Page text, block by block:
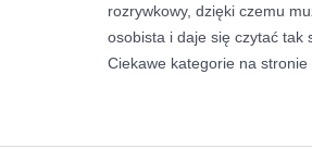
rozrywkowy, dzięki czemu
osobista i daje się czytać tak
Ciekawe kategorie na stronie